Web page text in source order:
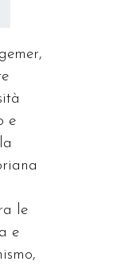
e
le
e